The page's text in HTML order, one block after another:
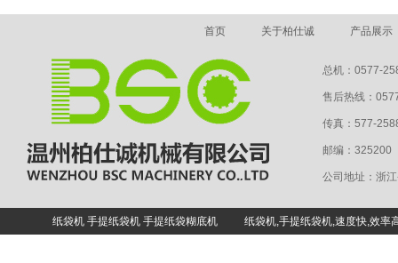
首页 关于柏仕诚 产品展示
总机：0577-
售后热线：
传真：577-
邮编：
公司地址：浙
纸袋机 手提纸袋机 手提纸袋糊底机 纸袋机,手提纸袋机,速度快,效率